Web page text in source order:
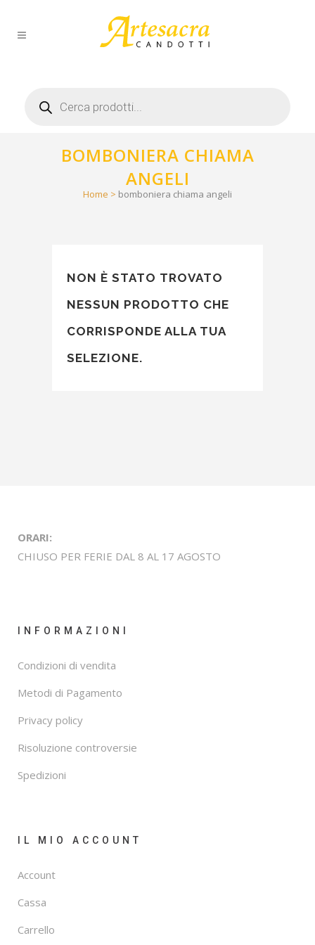
search
BOMBONIERA CHIAMA
ANGELI
Home > bomboniera chiama angeli
NON È STATO TROVATO
NESSUN PRODOTTO CHE
CORRISPONDE ALLA TUA
SELEZIONE.
ORARI:
CHIUSO PER FERIE DAL 8 AL 17 AGOSTO
INFORMAZIONI
Condizioni di vendita
Metodi di Pagamento
Privacy policy
Risoluzione controversie
Spedizioni
IL MIO ACCOUNT
Account
Cassa
Carrello